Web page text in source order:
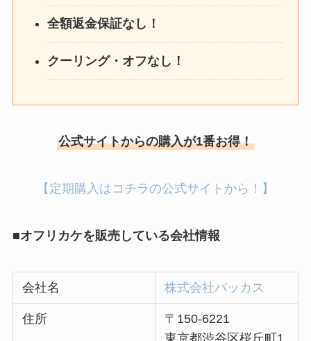
全額返金保証なし！
クーリング・オフなし！
公式サイトからの購入が1番お得！
【定期購入はコチラの公式サイトから！】
■オフリカケを販売している会社情報
会社名 株式会社バッカス
住所
〒150-6221
東京都渋谷区桜丘町1